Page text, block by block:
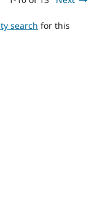
search for this